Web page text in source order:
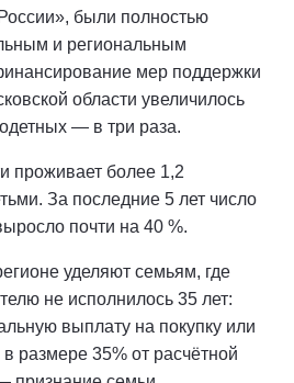
были полностью
и региональным
мер поддержки
области увеличилось
— в три раза.
проживает более 1,2
За последние 5 лет число
почти на 40 %.
уделяют семьям, где
не исполнилось 35 лет:
выплату на покупку или
размере 35% от расчётной